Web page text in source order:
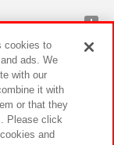
cookies to
ads. We
with our
it with
or that they
Please click
and